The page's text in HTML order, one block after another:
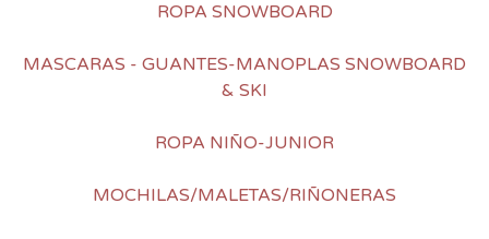
ROPA SNOWBOARD
MASCARAS - GUANTES-MANOPLAS SNOWBOARD
& SKI
ROPA NIÑO-JUNIOR
MOCHILAS/MALETAS/RIÑONERAS